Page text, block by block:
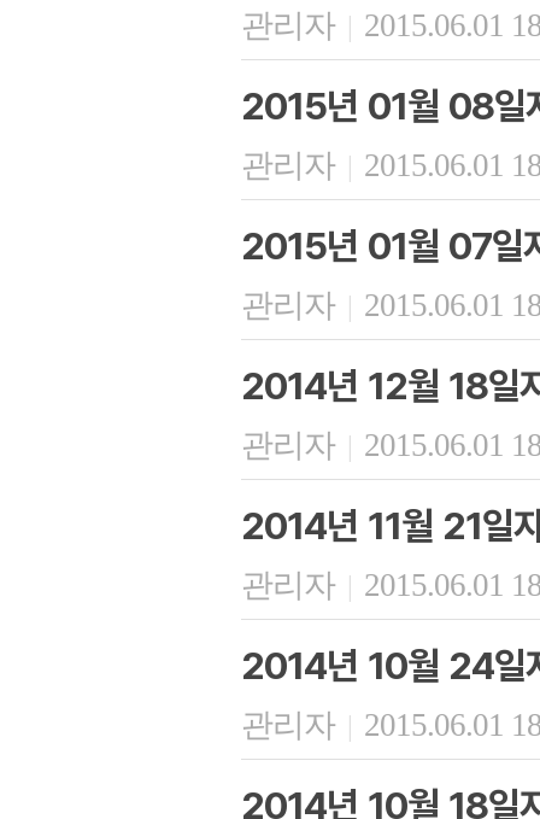
관리자 | 2015.06.01
2015년 01월 08일
관리자 | 2015.06.01
2015년 01월 07일
관리자 | 2015.06.01
2014년 12월 18일
관리자 | 2015.06.01
2014년 11월 21일
관리자 | 2015.06.01
2014년 10월 24일
관리자 | 2015.06.01
2014년 10월 18일